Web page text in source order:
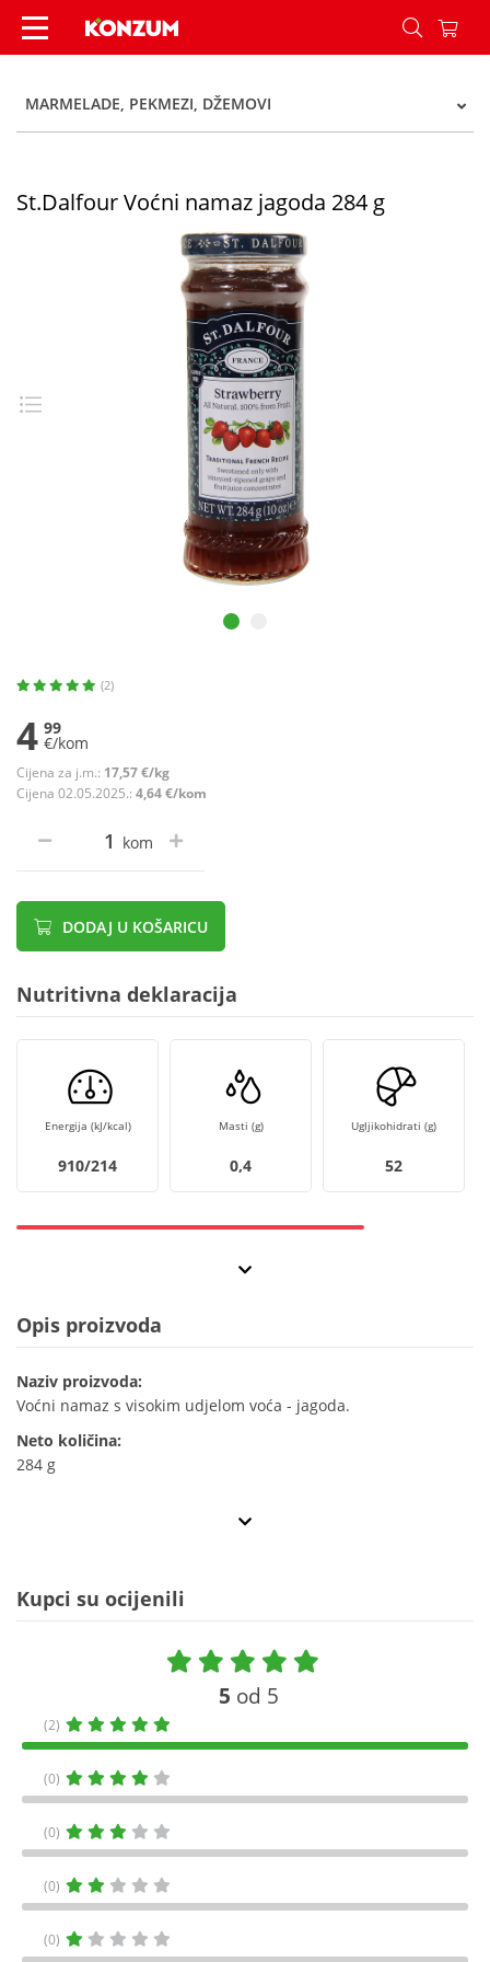
St.Dalfour Voćni namaz jagoda 284 g - Konzum
MARMELADE, PEKMEZI, DŽEMOVI
St.Dalfour Voćni namaz jagoda 284 g
(2)
4 99
€/kom
Cijena za j.m.: 17,57 €/kg
Cijena 02.05.2025.: 4,64 €/kom
kom
DODAJ U KOŠARICU
Nutritivna deklaracija
Energija (kJ/kcal)
910/214
Masti (g)
0,4
Ugljikohidrati (g)
52
Opis proizvoda
Naziv proizvoda:
Voćni namaz s visokim udjelom voća - jagoda.
Neto količina:
284 g
Kupci su ocijenili
5 od 5
(2)
(0)
(0)
(0)
(0)